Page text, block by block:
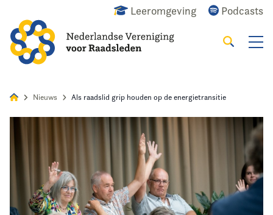
Leeromgeving Podcasts
Zoeken
Agenda
Nieuws
Nieuws Als raadslid grip houden op de energietransitie